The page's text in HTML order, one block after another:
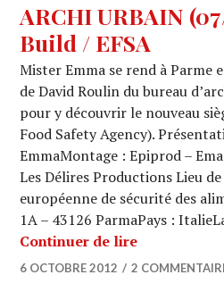
ARCHI URBAIN
Build / EFSA
Mister Emma se rend à Parme
de David Roulin du bureau
pour y découvrir le nouveau
Food Safety Agency).
EmmaMontage : Epiprod –
Les Délires Productions Lieu
européenne de sécurité des
1A – 43126 ParmaPays :
Continuer de lireARCHI
6 OCTOBRE 2012 2